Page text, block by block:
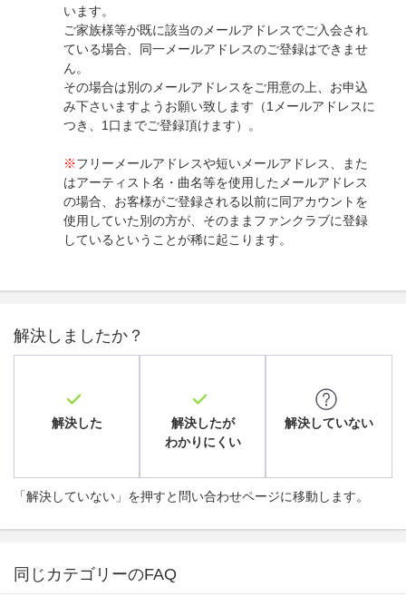
います。
ご家族様等が既に該当のメールアドレスでご入会され
ている場合、同一メールアドレスのご登録はできませ
ん。
その場合は別のメールアドレスをご用意の上、お申込
み下さいますようお願い致します（1メールアドレスに
つき、1口までご登録頂けます）。
※フリーメールアドレスや短いメールアドレス、また
はアーティスト名・曲名等を使用したメールアドレス
の場合、お客様がご登録される以前に同アカウントを
使用していた別の方が、そのままファンクラブに登録
しているということが稀に起こります。
解決しましたか？
解決した
解決したが
わかりにくい
解決していない
「解決していない」を押すと問い合わせページに移動します。
同じカテゴリーのFAQ